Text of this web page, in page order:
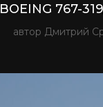
BOEING 767-
автор Дмитрий